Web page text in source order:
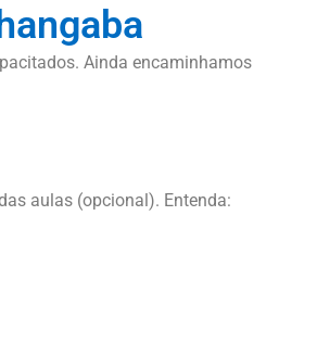
Ainda encaminhamos
aulas (opcional). Entenda: